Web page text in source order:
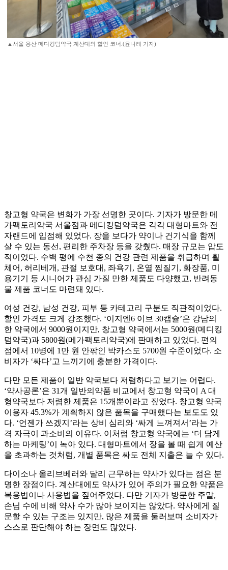
▲서울 용산 메디킹덤약국 계산대의 할인 코너.(윤나래 기자)
창고형 약국은 변화가 가장 선명한 곳이다. 기자가 방문한 메
가팩토리약국 서울점과 메디킹덤약국은 각각 대형마트와 전
자랜드에 입점해 있었다. 장을 보다가 약이나 건기식을 함께
살 수 있는 동선, 편리한 주차장 등을 갖췄다. 매장 규모는 압도
적이었다. 수백 평에 수천 종의 건강 관련 제품을 취급하며 휠
체어, 허리베개, 관절 보호대, 좌욕기, 온열 찜질기, 화장품, 미
용기기 등 시니어가 관심 가질 만한 제품도 다양했고, 반려동
물 제품 코너도 마련돼 있다.
여성 건강, 남성 건강, 피부 등 카테고리 구분도 직관적이었다.
할인 가격도 크게 강조했다. ‘이지엔6 이브 30캡슐’은 강남의
한 약국에서 9000원이지만, 창고형 약국에서는 5000원(메디킹
덤약국)과 5800원(메가팩토리약국)에 판매하고 있었다. 편의
점에서 10병에 1만 원 안팎인 박카스도 5700원 수준이었다. 소
비자가 ‘싸다’고 느끼기에 충분한 가격이다.
다만 모든 제품이 일반 약국보다 저렴하다고 보기는 어렵다.
‘약사공론’은 31개 일반의약품 비교에서 창고형 약국이 A 대
형약국보다 저렴한 제품은 15개뿐이라고 짚었다. 창고형 약국
이용자 45.3%가 계획하지 않은 품목을 구매했다는 보도도 있
다. ‘언젠가 쓰겠지’라는 상비 심리와 ‘싸게 느껴져서’라는 가
격 자극이 과소비의 이유다. 이처럼 창고형 약국에는 ‘더 담게
하는 마케팅’이 녹아 있다. 대형마트에서 장을 볼 때 쉽게 예산
을 초과하는 것처럼, 개별 품목은 싸도 전체 지출은 늘 수 있다.
다이소나 올리브베러와 달리 근무하는 약사가 있다는 점은 분
명한 장점이다. 계산대에도 약사가 있어 주의가 필요한 약품은
복용법이나 사용법을 짚어주었다. 다만 기자가 방문한 주말,
손님 수에 비해 약사 수가 많아 보이지는 않았다. 약사에게 질
문할 수 있는 구조는 있지만, 많은 제품을 둘러보며 소비자가
스스로 판단해야 하는 장면도 많았다.